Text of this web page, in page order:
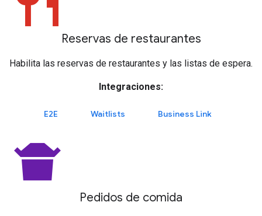
Reservas de restaurantes
Habilita las reservas de restaurantes y las listas de espera.
Integraciones:
E2E Waitlists Business Link
takeout_dining
Pedidos de comida